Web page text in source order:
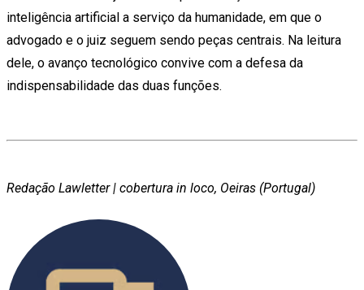
inteligência artificial a serviço da humanidade, em que o
advogado e o juiz seguem sendo peças centrais. Na leitura
dele, o avanço tecnológico convive com a defesa da
indispensabilidade das duas funções.
Redação Lawletter | cobertura in loco, Oeiras (Portugal)